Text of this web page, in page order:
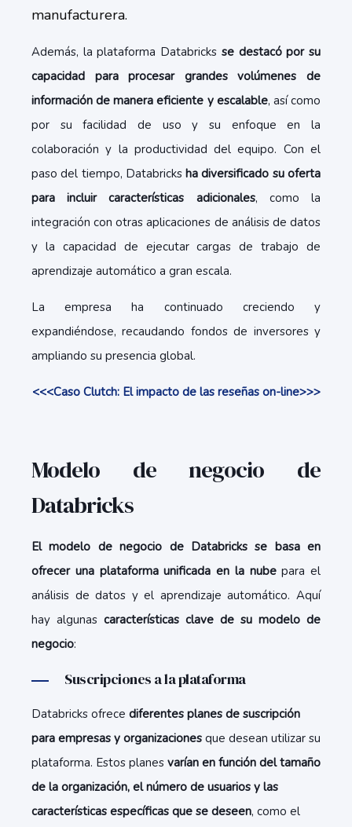
manufacturera.
Además, la plataforma Databricks se destacó por su
capacidad para procesar grandes volúmenes de
información de manera eficiente y escalable, así como
por su facilidad de uso y su enfoque en la
colaboración y la productividad del equipo. Con el
paso del tiempo, Databricksha diversificado su oferta
para incluir características adicionales, como la
integración con otras aplicaciones de análisis de datos
y la capacidad de ejecutarcargas de trabajo de
aprendizaje automático a gran escala.
La empresa ha continuado creciendo y
expandiéndose, recaudando fondos de inversores y
ampliando su presencia global.
<<<Caso Clutch: El impacto de las reseñas on-line>>>
Modelo de negocio de
Databricks
El modelo de negocio de Databricks se basa en
ofrecer una plataforma unificada en la nubepara el
análisis de datos y el aprendizaje automático. Aquí
hay algunas características clave de su modelo de
negocio:
Suscripciones a la plataforma
Databricks ofrece diferentes planes de suscripción
para empresas y organizaciones que desean utilizar su
plataforma. Estos planes varían en función del tamaño
de la organización, el número de usuarios y las
características específicas que se deseen, como el